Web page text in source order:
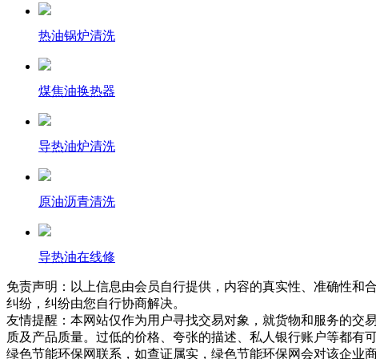
热油锅炉清洗
煤焦油换热器
导热油炉清洗
原油沥青清洗
导热油在线修
免责声明：以上信息由会员自行提供，内容的真实性、准确性
纠纷，纠纷由您自行协商解决。
友情提醒：本网站仅作为用户寻找交易对象，就货物和服务的交
质及产品质量。过低的价格、夸张的描述、私人银行账户等都
绿色节能环保网联系，如查证属实，绿色节能环保网会对该企业